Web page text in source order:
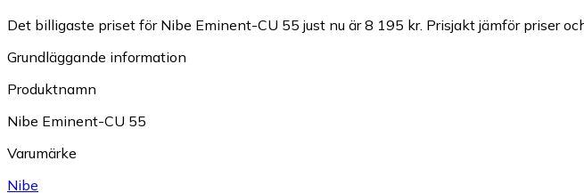
Det billigaste priset för Nibe Eminent-CU 55 just nu är 8 195 kr. Prisjakt jämför priser
Grundläggande information
Produktnamn
Nibe Eminent-CU 55
Varumärke
Nibe